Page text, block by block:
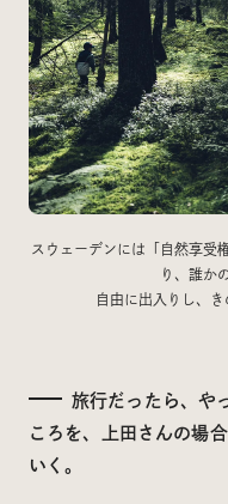
スウェーデンには「自然享受
り、誰か
自由に出入りし、
旅行だったら、や
ころを、上田さんの場
いく。